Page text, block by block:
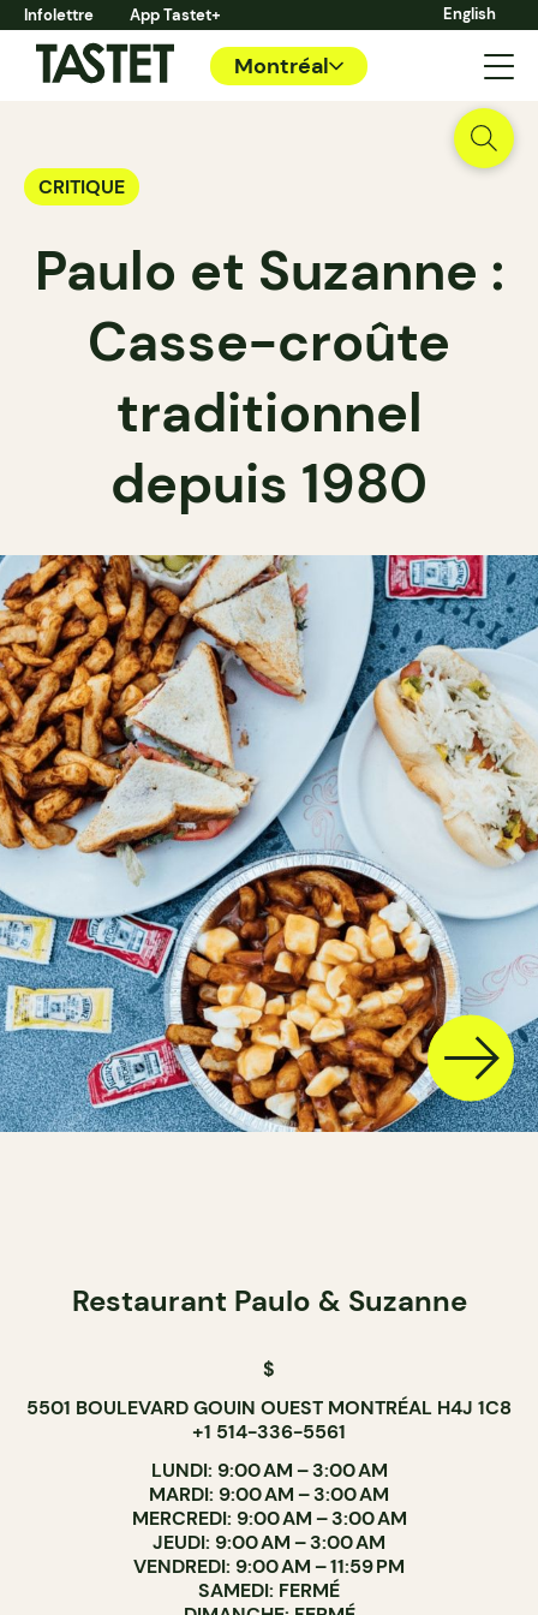
Infolettre App Tastet+ English
Montréal
CRITIQUE
Paulo et Suzanne :
Casse-croûte
traditionnel
depuis 1980
Restaurant Paulo & Suzanne
$
5501 BOULEVARD GOUIN OUEST MONTRÉAL H4J 1C8
+1 514-336-5561
LUNDI: 9:00 AM – 3:00 AM
MARDI: 9:00 AM – 3:00 AM
MERCREDI: 9:00 AM – 3:00 AM
JEUDI: 9:00 AM – 3:00 AM
VENDREDI: 9:00 AM – 11:59 PM
SAMEDI: FERMÉ